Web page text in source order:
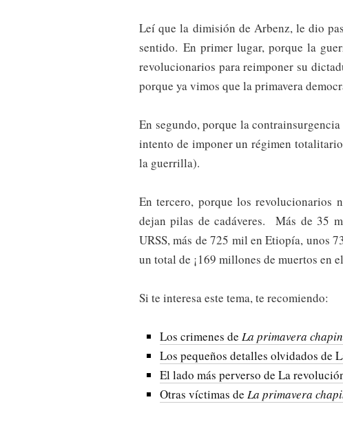
Leí que la dimisión de Arbenz, le dio
sentido. En primer lugar, porque la
revolucionarios para reimponer su
porque ya vimos que la primavera
En segundo, porque la
intento de imponer un régimen
la guerrilla).
En tercero, porque los revolucionarios
dejan pilas de cadáveres. Más de 35
URSS, más de 725 mil en Etiopía, unos
un total de ¡169 millones de muertos en
Si te interesa este tema, te recomiendo:
Los crimenes de La primavera
Los pequeños detalles olvidados de
El lado más perverso de La
Otras víctimas de La primavera